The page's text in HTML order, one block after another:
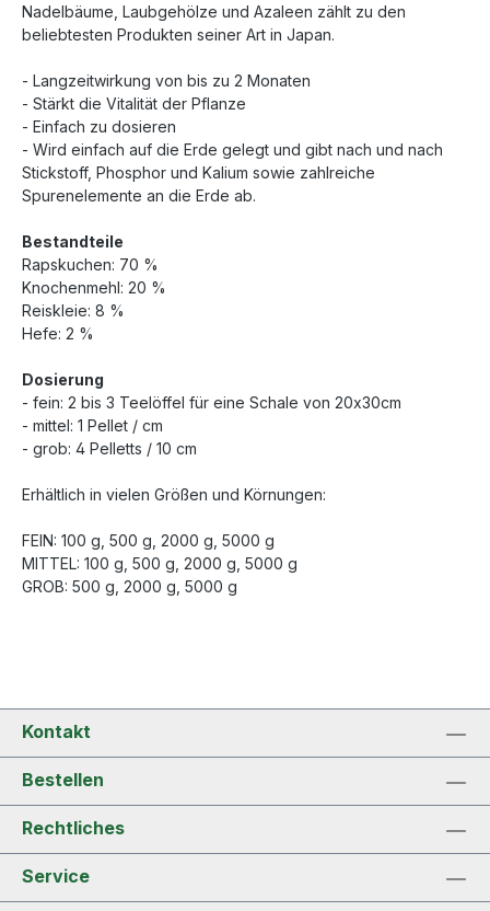
Nadelbäume, Laubgehölze und Azaleen zählt zu den
beliebtesten Produkten seiner Art in Japan.
- Langzeitwirkung von bis zu 2 Monaten
- Stärkt die Vitalität der Pflanze
- Einfach zu dosieren
- Wird einfach auf die Erde gelegt und gibt nach und nach
Stickstoff, Phosphor und Kalium sowie zahlreiche
Spurenelemente an die Erde ab.
Bestandteile
Rapskuchen: 70 %
Knochenmehl: 20 %
Reiskleie: 8 %
Hefe: 2 %
Dosierung
- fein: 2 bis 3 Teelöffel für eine Schale von 20x30cm
- mittel: 1 Pellet / cm
- grob: 4 Pelletts / 10 cm
Erhältlich in vielen Größen und Körnungen:
FEIN: 100 g, 500 g, 2000 g, 5000 g
MITTEL: 100 g, 500 g, 2000 g, 5000 g
GROB: 500 g, 2000 g, 5000 g
Kontakt
Bestellen
Rechtliches
Service